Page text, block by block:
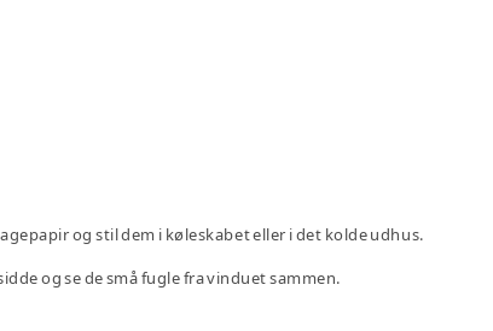
og stil dem i køleskabet eller i det kolde udhus.
og se de små fugle fra vinduet sammen.